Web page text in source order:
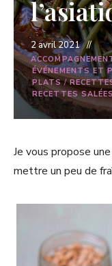
2 avril 2021
ÉVÉNEMENTS ET
PLATS/
RECETTES
Je vous propose une
mettre un peu de